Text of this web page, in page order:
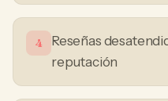
4
Reseñas
reputación